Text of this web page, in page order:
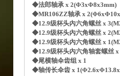
◆法郎轴承 x 2(Φ3xΦ8x3mm)
◆MR106ZZ轴承 x
◆12.9级杯头內六角螺丝 x
◆12.9级杯头內六角螺丝 x
◆12.9级杯头內六角螺丝 x
◆12.9级杯头內六角轴套螺丝
◆尾横轴伞齿组 x 1
◆轴传长伞齿 x